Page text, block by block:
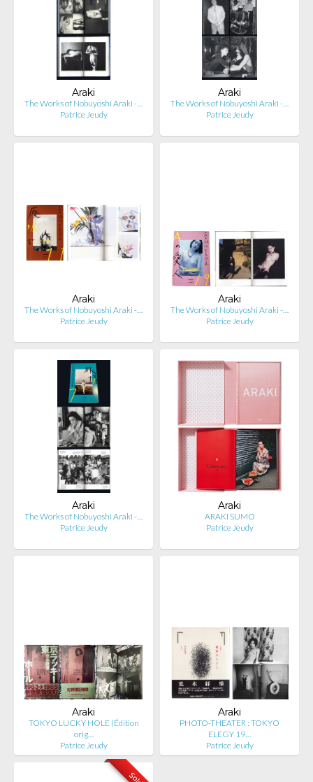
Araki
The Works of Nobuyoshi Araki -…
Patrice Jeudy
Araki
The Works of Nobuyoshi Araki -…
Patrice Jeudy
Araki
The Works of Nobuyoshi Araki -…
Patrice Jeudy
Araki
The Works of Nobuyoshi Araki -…
Patrice Jeudy
Araki
The Works of Nobuyoshi Araki -…
Patrice Jeudy
Araki
ARAKI SUMO
Patrice Jeudy
Araki
TOKYO LUCKY HOLE (Édition
orig…
Patrice Jeudy
Araki
PHOTO-THEATER : TOKYO
ELEGY 19…
Patrice Jeudy